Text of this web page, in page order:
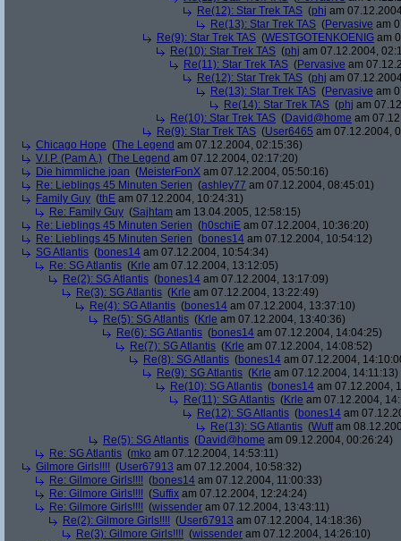
Re(12): Star Trek TAS (phj am
Re(13): Star Trek TAS (Pervasive am
Re(9): Star Trek TAS (WESTGOTENKOENIG am
Re(10): Star Trek TAS (phj am 07.12.2004,
Re(11): Star Trek TAS (Pervasive am
Re(12): Star Trek TAS (phj am
Re(13): Star Trek TAS (Pervasive am
Re(14): Star Trek TAS (phj am
Re(10): Star Trek TAS (David@home am
Re(9): Star Trek TAS (User6465 am 07.12.2004,
Chicago Hope (The Legend am 07.12.2004, 02:15:36)
V.I.P. (Pam A.) (The Legend am 07.12.2004, 02:17:20)
Die himmliche joan (MeisterFonX am 07.12.2004, 05:50:16)
Re: Lieblings 45 Minuten Serien (ashley77 am 07.12.2004, 08:45:01)
Family Guy (thE am 07.12.2004, 10:24:31)
Re: Family Guy (Sajhtam am 13.04.2005, 12:58:15)
Re: Lieblings 45 Minuten Serien (h0schiE am 07.12.2004, 10:36:20)
Re: Lieblings 45 Minuten Serien (bones14 am 07.12.2004, 10:54:12)
SG Atlantis (bones14 am 07.12.2004, 10:54:34)
Re: SG Atlantis (Krle am 07.12.2004, 13:12:05)
Re(2): SG Atlantis (bones14 am 07.12.2004, 13:17:09)
Re(3): SG Atlantis (Krle am 07.12.2004, 13:22:49)
Re(4): SG Atlantis (bones14 am 07.12.2004, 13:37:10)
Re(5): SG Atlantis (Krle am 07.12.2004, 13:40:36)
Re(6): SG Atlantis (bones14 am 07.12.2004, 14:04:25)
Re(7): SG Atlantis (Krle am 07.12.2004, 14:08:52)
Re(8): SG Atlantis (bones14 am 07.12.2004,
Re(9): SG Atlantis (Krle am 07.12.2004, 14:11:13)
Re(10): SG Atlantis (bones14 am 07.12.2004,
Re(11): SG Atlantis (Krle am 07.12.2004,
Re(12): SG Atlantis (bones14 am
Re(13): SG Atlantis (Wuffam
Re(5): SG Atlantis (David@home am 09.12.2004, 00:26:24)
Re: SG Atlantis (mko am 07.12.2004, 14:53:11)
Gilmore Girls!!!! (User67913 am 07.12.2004, 10:58:32)
Re: Gilmore Girls!!!! (bones14 am 07.12.2004, 11:00:33)
Re: Gilmore Girls!!!! (Suffix am 07.12.2004, 12:24:24)
Re: Gilmore Girls!!!! (wissender am 07.12.2004, 13:43:11)
Re(2): Gilmore Girls!!!! (User67913 am 07.12.2004, 14:18:36)
Re(3): Gilmore Girls!!!! (wissender am 07.12.2004, 14:26:10)